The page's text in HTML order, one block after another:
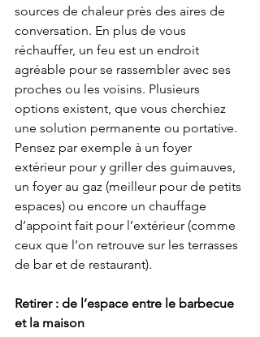
sources de chaleur près des aires de
conversation. En plus de vous
réchauffer, un feu est un endroit
agréable pour se rassembler avec ses
proches ou les voisins. Plusieurs
options existent, que vous cherchiez
une solution permanente ou portative.
Pensez par exemple à un foyer
extérieur pour y griller des guimauves,
un foyer au gaz (meilleur pour de petits
espaces) ou encore un chauffage
d’appoint fait pour l’extérieur (comme
ceux que l’on retrouve sur les terrasses
de bar et de restaurant).
Retirer : de l’espace entre le barbecue
et la maison